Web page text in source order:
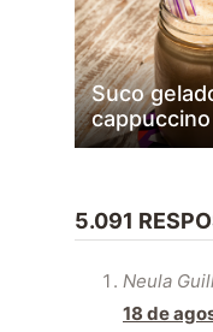
Suco
5.091
Neula
18 de